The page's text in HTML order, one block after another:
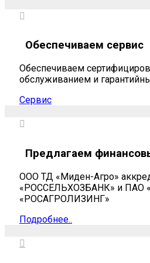
Обеспечиваем сервис
Обеспечиваем
обслуживанием и
Сервис
Предлагаем
ООО ТД «Миден-Агро»
«РОССЕЛЬХОЗБАНК» и ПАО
«РОСАГРОЛИЗИНГ»
Подробнее..